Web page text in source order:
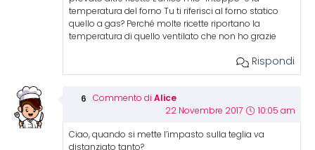
temperatura del forno Tu ti riferisci al forno statico
quello a gas? Perché molte ricette riportano la
temperatura di quello ventilato che non ho grazie
Rispondi
Commento di Alice
22 Novembre 2017 10:05 am
Ciao, quando si mette l’impasto sulla teglia va
distanziato tanto?